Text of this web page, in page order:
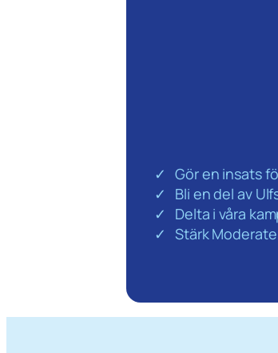
Gör en insats
Bli en del av
Delta i våra
Stärk